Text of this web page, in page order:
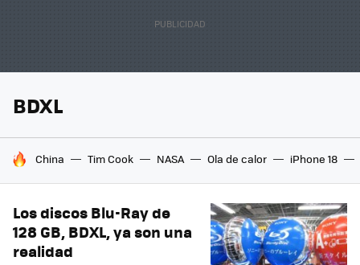
BDXL
HOY SE HABLA DE
China Tim Cook NASA Ola de calor iPhone 18
Los discos Blu-Ray de
128 GB, BDXL, ya son una
realidad